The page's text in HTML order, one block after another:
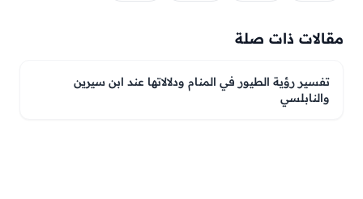
مقالات ذات صلة
تفسير رؤية الطيور في المنام ودلالاتها عند ابن سيرين
والنابلسي